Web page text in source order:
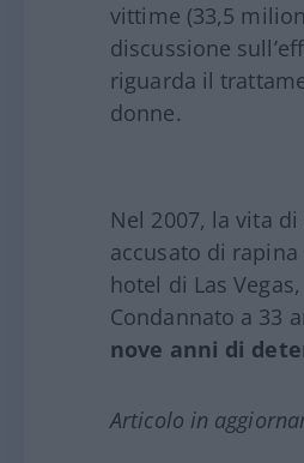
vittime (33,5
discussione
riguarda il
donne.
Nel 2007, la vita
accusato di
hotel di Las
Condannato a 33
nove anni di
Articolo in